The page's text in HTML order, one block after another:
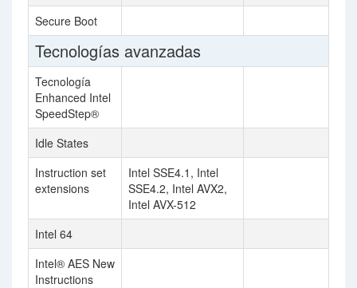
Secure Boot
Tecnologías avanzadas
Tecnología
Enhanced Intel
SpeedStep®
Idle States
Instruction set
extensions
Intel SSE4.1, Intel
SSE4.2, Intel AVX2,
Intel AVX-512
Intel 64
Intel® AES New
Instructions